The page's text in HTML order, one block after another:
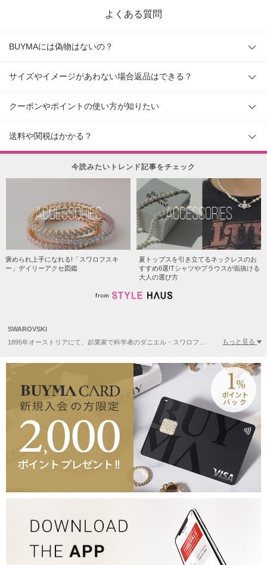
よくある質問
BUYMAには偽物はないの？
サイズやイメージがあわない場合返品はできる？
クーポンやポイントの使い方が知りたい
送料や関税はかかる？
今読みたいトレンド記事をチェック
ACCESSORIES
褒められ上手になれる!「スワロフスキ
ー」デイリーアクセ図鑑
ACCESSORIES
夏トップスを引き立てるネックレスのお
すすめ6選!Tシャツやブラウスが垢抜ける
大人の選び方
SWAROVSKI
もっと見る